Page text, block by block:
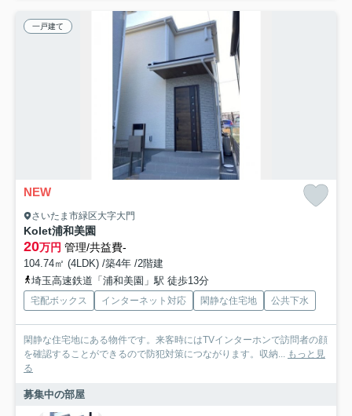
一戸建て
NEW
さいたま市緑区大字大門
Kolet浦和美園
20万円 管理/共益費-
104.74㎡ (4LDK) /築4年 /2階建
埼玉高速鉄道「浦和美園」駅 徒歩13分
宅配ボックス インターネット対応 閑静な住宅地 公共下水
閑静な住宅地にある物件です。来客時にはTVインターホンで訪問者の顔
を確認することができるので防犯対策につながります。収納...
もっと見
る
募集中の部屋